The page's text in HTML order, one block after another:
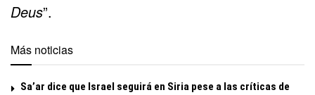
Deus”.
Más noticias
Sa’ar dice que Israel seguirá en Siria pese a las críticas de